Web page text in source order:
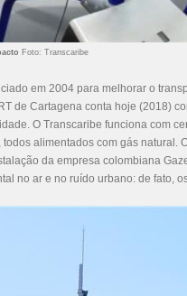
Foto: Transcaribe
em 2004 para melhorar o
de Cartagena conta hoje (2018)
O Transcaribe funciona com
alimentados com gás natural.
da empresa colombiana
no ar e no ruído urbano: de fato,